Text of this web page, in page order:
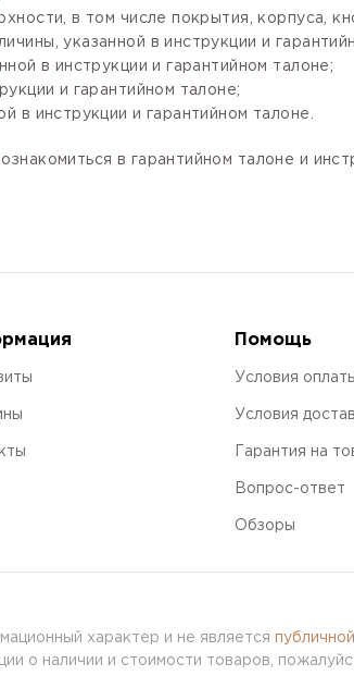
в том числе покрытия, корпуса,
указанной в инструкции и
в инструкции и гарантийном талоне;
и гарантийном талоне;
в инструкции и гарантийном талоне.
в гарантийном талоне и
Помощь
Условия
Условия
Гарантия на
Вопрос-ответ
Обзоры
характер и не является
о наличии и стоимости товаров,